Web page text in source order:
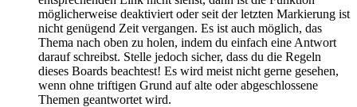
möglicherweise deaktiviert oder seit der letzten Markierung ist
nicht genügend Zeit vergangen. Es ist auch möglich, das
Thema nach oben zu holen, indem du einfach eine Antwort
darauf schreibst. Stelle jedoch sicher, dass du die Regeln
dieses Boards beachtest! Es wird meist nicht gerne gesehen,
wenn ohne triftigen Grund auf alte oder abgeschlossene
Themen geantwortet wird.